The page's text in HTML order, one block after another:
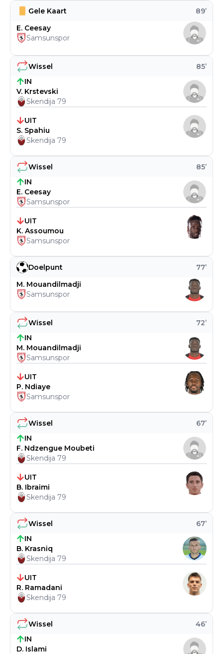
Wissel 46’
IN
D. Islami
Wissel 67’
IN
B. Krasniq
Skendija 79
UIT
R. Ramadani
Skendija 79
Wissel 67’
IN
F. Ndzengue Moubeti
Skendija 79
UIT
B. Ibraimi
Skendija 79
Wissel 72’
IN
M. Mouandilmadji
Samsunspor
UIT
P. Ndiaye
Samsunspor
Doelpunt 77’
M. Mouandilmadji
Samsunspor
Wissel 85’
IN
E. Ceesay
Samsunspor
UIT
K. Assoumou
Samsunspor
Wissel 85’
IN
V. Krstevski
Skendija 79
UIT
S. Spahiu
Skendija 79
Gele Kaart 89’
E. Ceesay
Samsunspor